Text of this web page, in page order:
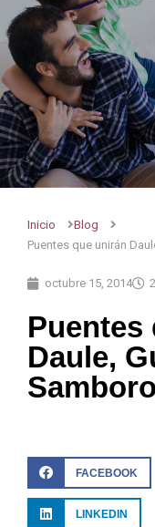
Inicio
Blog
Puentes que unirán
octubre 15, 2014
Puentes
Daule,
FACEBOOK
LINKEDIN